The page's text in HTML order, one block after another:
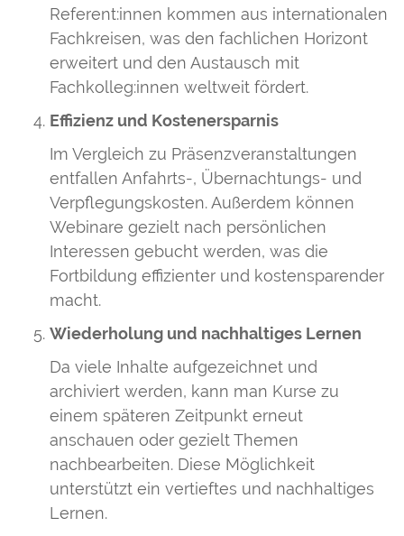
Referent:innen kommen aus internationalen
Fachkreisen, was den fachlichen Horizont
erweitert und den Austausch mit
Fachkolleg:innen weltweit fördert.
Effizienz und Kostenersparnis
Im Vergleich zu Präsenzveranstaltungen
entfallen Anfahrts-, Übernachtungs- und
Verpflegungskosten. Außerdem können
Webinare gezielt nach persönlichen
Interessen gebucht werden, was die
Fortbildung effizienter und kostensparender
macht.
Wiederholung und nachhaltiges Lernen
Da viele Inhalte aufgezeichnet und
archiviert werden, kann man Kurse zu
einem späteren Zeitpunkt erneut
anschauen oder gezielt Themen
nachbearbeiten. Diese Möglichkeit
unterstützt ein vertieftes und nachhaltiges
Lernen.